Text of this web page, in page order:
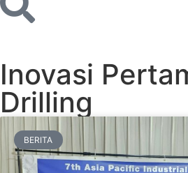
Inovasi
Drilling
BERITA